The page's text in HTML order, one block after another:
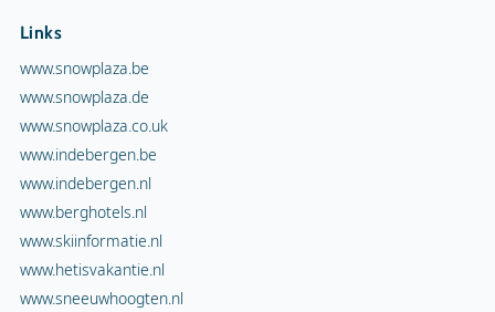
Links
www.snowplaza.be
www.snowplaza.de
www.snowplaza.co.uk
www.indebergen.be
www.indebergen.nl
www.berghotels.nl
www.skiinformatie.nl
www.hetisvakantie.nl
www.sneeuwhoogten.nl